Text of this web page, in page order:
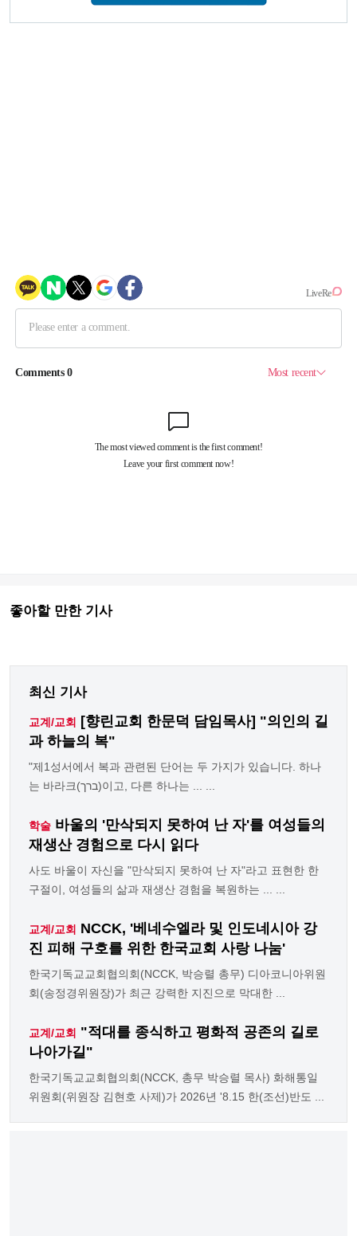
좋아할 만한 기사
최신 기사
교계/교회
[향린교회 한문덕 담임목사] "의인의 길
과 하늘의 복"
"제1성서에서 복과 관련된 단어는 두 가지가 있습니다. 하나
는 바라크(ברך)이고, 다른 하나는 ... ...
학술 바울의 '만삭되지 못하여 난 자'를 여성들의
재생산 경험으로 다시 읽다
사도 바울이 자신을 "만삭되지 못하여 난 자"라고 표현한 한
구절이, 여성들의 삶과 재생산 경험을 복원하는 ... ...
교계/교회 NCCK, '베네수엘라 및 인도네시아 강
진 피해 구호를 위한 한국교회 사랑 나눔'
한국기독교교회협의회(NCCK, 박승렬 총무) 디아코니아위원
회(송정경위원장)가 최근 강력한 지진으로 막대한 ...
교계/교회 "적대를 종식하고 평화적 공존의 길로
나아가길"
한국기독교교회협의회(NCCK, 총무 박승렬 목사) 화해통일
위원회(위원장 김현호 사제)가 2026년 '8.15 한(조선)반도 ...